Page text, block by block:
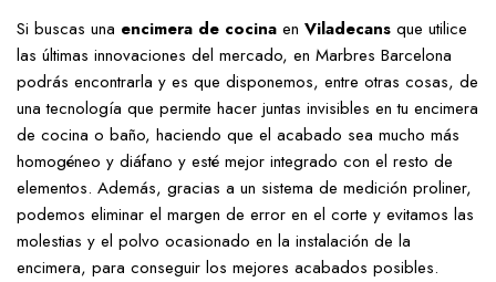
Si buscas una encimera de cocina en Viladecans que utilice
las últimas innovaciones del mercado, en Marbres Barcelona
podrás encontrarla y es que disponemos, entre otras cosas, de
una tecnología que permite hacer juntas invisibles en tu encimera
de cocina o baño, haciendo que el acabado sea mucho más
homogéneo y diáfano y esté mejor integrado con el resto de
elementos. Además, gracias a un sistema de medición proliner,
podemos eliminar el margen de error en el corte y evitamos las
molestias y el polvo ocasionado en la instalación de la
encimera, para conseguir los mejores acabados posibles.